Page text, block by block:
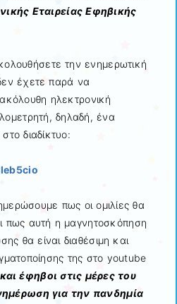
Εταιρείας Εφηβικής
την ενημερωτική
έχετε παρά να
ηλεκτρονική
δηλαδή, ένα
διαδίκτυο:
πως οι ομιλίες θα
πως αυτή η μαγνητοσκόπηση
θα είναι διαθέσιμη και
της στο youtube
έφηβοι στις μέρες του
για την πανδημία